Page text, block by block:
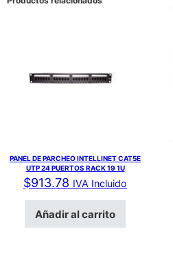
PANEL DE PARCHEO INTELLINET CAT5E
UTP 24 PUERTOS RACK 19 1U
$913.78 IVA Incluido
Añadir al carrito